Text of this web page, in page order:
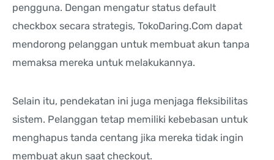
pengguna. Dengan mengatur status default
checkbox secara strategis, TokoDaring.Com dapat
mendorong pelanggan untuk membuat akun tanpa
memaksa mereka untuk melakukannya.
Selain itu, pendekatan ini juga menjaga fleksibilitas
sistem. Pelanggan tetap memiliki kebebasan untuk
menghapus tanda centang jika mereka tidak ingin
membuat akun saat checkout.